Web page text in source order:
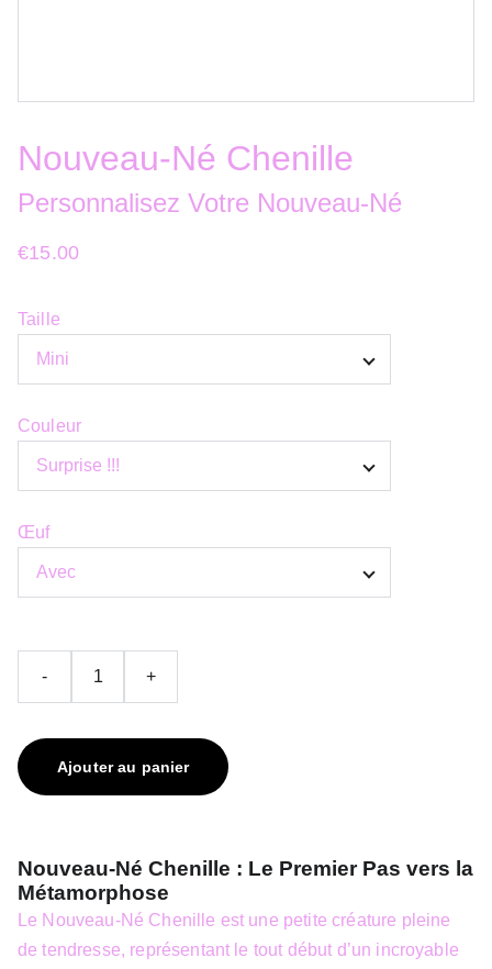
Nouveau-Né Chenille
Personnalisez Votre Nouveau-Né
€15.00
Taille
Couleur
Œuf
- +
Ajouter au panier
Nouveau-Né Chenille : Le Premier Pas vers la
Métamorphose
Le Nouveau-Né Chenille est une petite créature pleine
de tendresse, représentant le tout début d’un incroyable